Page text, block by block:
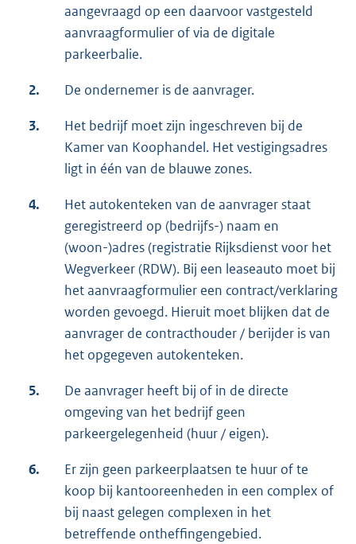
aangevraagd op een daarvoor vastgesteld
aanvraagformulier of via de digitale
parkeerbalie.
2. De ondernemer is de aanvrager.
3.
Het bedrijf moet zijn ingeschreven bij de
Kamer van Koophandel. Het vestigingsadres
ligt in één van de blauwe zones.
4.
Het autokenteken van de aanvrager staat
geregistreerd op (bedrijfs-) naam en
(woon-)adres (registratie Rijksdienst voor het
Wegverkeer (RDW). Bij een leaseauto moet bij
het aanvraagformulier een contract/verklaring
worden gevoegd. Hieruit moet blijken dat de
aanvrager de contracthouder / berijder is van
het opgegeven autokenteken.
5.
De aanvrager heeft bij of in de directe
omgeving van het bedrijf geen
parkeergelegenheid (huur / eigen).
6.
Er zijn geen parkeerplaatsen te huur of te
koop bij kantooreenheden in een complex of
bij naast gelegen complexen in het
betreffende ontheffingengebied.